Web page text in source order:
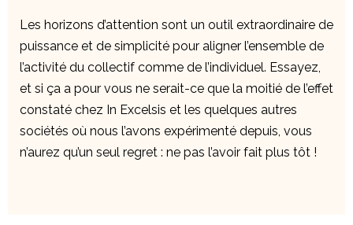
Les horizons d’attention sont un outil extraordinaire de
puissance et de simplicité pour aligner l’ensemble de
l’activité du collectif comme de l’individuel. Essayez,
et si ça a pour vous ne serait-ce que la moitié de l’effet
constaté chez In Excelsis et les quelques autres
sociétés où nous l’avons expérimenté depuis, vous
n’aurez qu’un seul regret : ne pas l’avoir fait plus tôt !